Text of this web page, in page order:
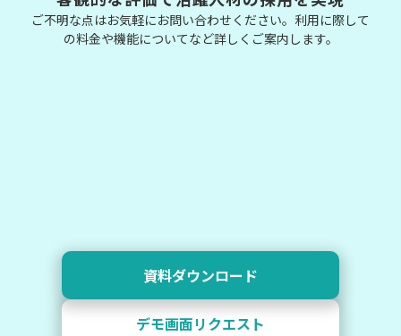
ご不明な点はお気軽にお問い合わせください。利用に際して
の料金や機能についてなど詳しくご案内します。
デモ画面リクエスト
資料ダウンロード